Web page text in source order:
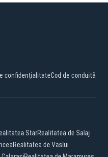
confidențialitateCod de conduită
StarRealitatea de Salaj
Realitatea de Vaslui